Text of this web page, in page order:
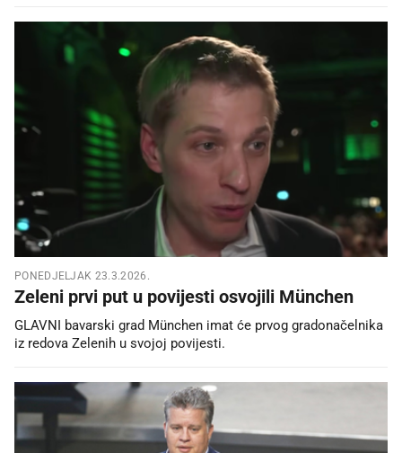
PONEDJELJAK 23.3.2026.
Zeleni prvi put u povijesti osvojili München
GLAVNI bavarski grad München imat će prvog gradonačelnika
iz redova Zelenih u svojoj povijesti.